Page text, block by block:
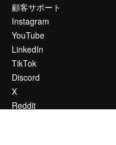
顧客サポート
Instagram
YouTube
LinkedIn
TikTok
Discord
X
Reddit